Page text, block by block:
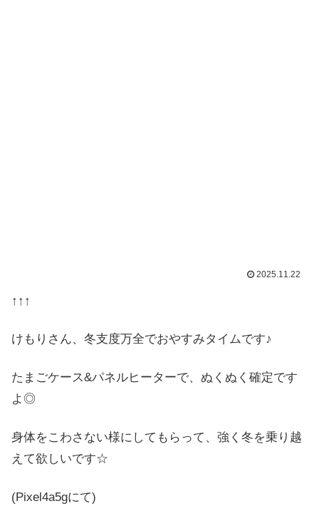
2025.11.22
↑↑↑
けもりさん、冬支度万全でおやすみタイムです♪
たまごケース&パネルヒーターで、ぬくぬく確定です
よ◎
身体をこわさない様にしてもらって、強く冬を乗り越
えて欲しいです☆
(Pixel4a5gにて)